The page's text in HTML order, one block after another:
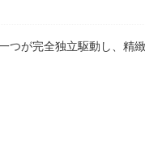
つが完全独立駆動し、精